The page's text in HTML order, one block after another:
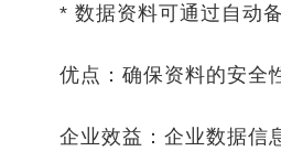
* 数据资料可通过自动备
优点：确保资料的安全
企业效益：企业数据信